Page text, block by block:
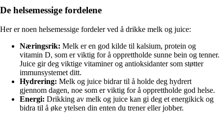
De helsemessige fordelene
Her er noen helsemessige fordeler ved å drikke melk og juice:
Næringsrik: Melk er en god kilde til kalsium, protein og
vitamin D, som er viktig for å opprettholde sunne bein og tenner.
Juice gir deg viktige vitaminer og antioksidanter som støtter
immunsystemet ditt.
Hydrering: Melk og juice bidrar til å holde deg hydrert
gjennom dagen, noe som er viktig for å opprettholde god helse.
Energi: Drikking av melk og juice kan gi deg et energikick og
bidra til å øke ytelsen din enten du trener eller jobber.